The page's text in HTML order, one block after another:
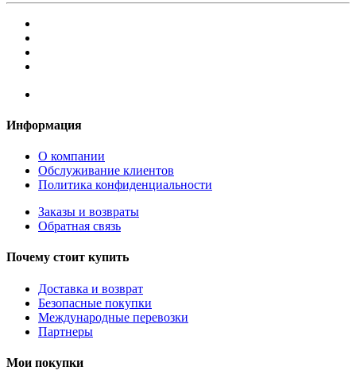
Информация
О компании
Обслуживание клиентов
Политика конфиденциальности
Заказы и возвраты
Обратная связь
Почему стоит купить
Доставка и возврат
Безопасные покупки
Международные перевозки
Партнеры
Мои покупки